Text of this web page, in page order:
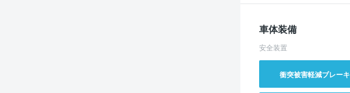
車体装備
安全装置
衝突被害軽減ブレーキ